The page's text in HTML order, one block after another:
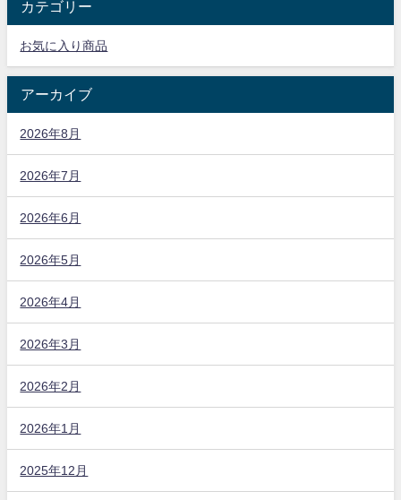
カテゴリー
お気に入り商品
アーカイブ
2026年8月
2026年7月
2026年6月
2026年5月
2026年4月
2026年3月
2026年2月
2026年1月
2025年12月